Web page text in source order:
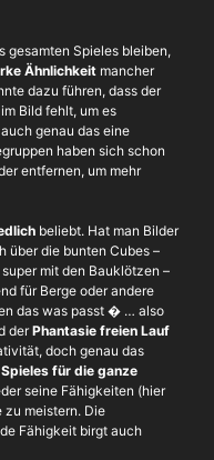
gesamten Spieles bleiben,
Ähnlichkeitmancher
dazu führen, dass der
Bild fehlt, um es
genau das eine
haben sich schon
entfernen, um mehr
beliebt. Hat man Bilder
über die bunten Cubes –
mit den Bauklötzen –
für Berge oder andere
das was passt � … also
derPhantasie freien Lauf
doch genau das
für die ganze
seine Fähigkeiten (hier
zu meistern. Die
Fähigkeit birgt auch